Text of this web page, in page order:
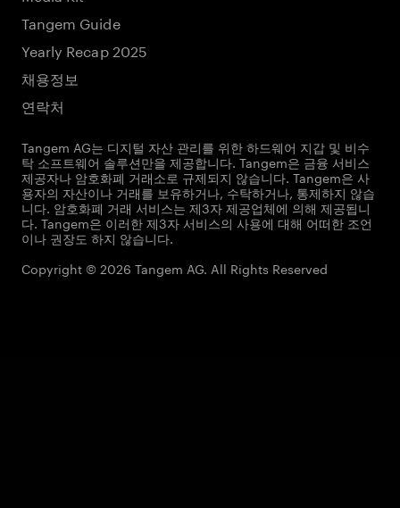
Tangem Guide
Yearly Recap 2025
채용정보
연락처
Tangem AG는 디지털 자산 관리를 위한 하드웨어 지갑 및 비수
탁 소프트웨어 솔루션만을 제공합니다. Tangem은 금융 서비스
제공자나 암호화폐 거래소로 규제되지 않습니다. Tangem은 사
용자의 자산이나 거래를 보유하거나, 수탁하거나, 통제하지 않습
니다. 암호화폐 거래 서비스는 제3자 제공업체에 의해 제공됩니
다. Tangem은 이러한 제3자 서비스의 사용에 대해 어떠한 조언
이나 권장도 하지 않습니다.